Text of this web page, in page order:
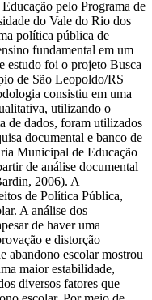
pelo Programa de
do Vale do Rio dos
política pública de
fundamental em um
estudo foi o projeto Busca
de São Leopoldo/RS
consistiu em uma
utilizando o
de dados, foram utilizados
documental e banco de
Municipal de Educação
de análise documental
2006). A
de Política Pública,
A análise dos
de haver uma
e distorção
abandono escolar mostrou
maior estabilidade,
diversos fatores que